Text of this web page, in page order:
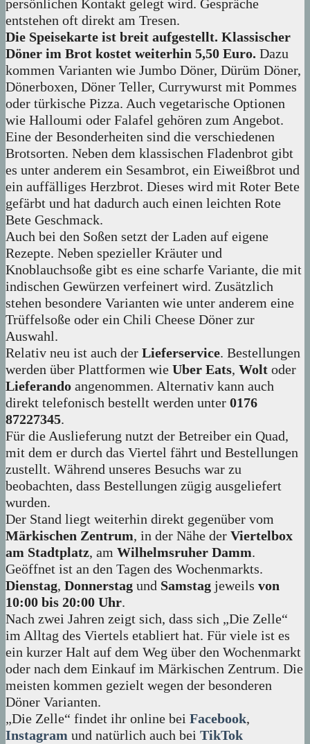
persönlichen Kontakt gelegt wird. Gespräche
entstehen oft direkt am Tresen.
Die Speisekarte ist breit aufgestellt. Klassischer
Döner im Brot kostet weiterhin 5,50 Euro. Dazu
kommen Varianten wie Jumbo Döner, Dürüm Döner,
Dönerboxen, Döner Teller, Currywurst mit Pommes
oder türkische Pizza. Auch vegetarische Optionen
wie Halloumi oder Falafel gehören zum Angebot.
Eine der Besonderheiten sind die verschiedenen
Brotsorten. Neben dem klassischen Fladenbrot gibt
es unter anderem ein Sesambrot, ein Eiweißbrot und
ein auffälliges Herzbrot. Dieses wird mit Roter Bete
gefärbt und hat dadurch auch einen leichten Rote
Bete Geschmack.
Auch bei den Soßen setzt der Laden auf eigene
Rezepte. Neben spezieller Kräuter und
Knoblauchsoße gibt es eine scharfe Variante, die mit
indischen Gewürzen verfeinert wird. Zusätzlich
stehen besondere Varianten wie unter anderem eine
Trüffelsoße oder ein Chili Cheese Döner zur
Auswahl.
Relativ neu ist auch der Lieferservice. Bestellungen
werden über Plattformen wie Uber Eats, Wolt oder
Lieferando angenommen. Alternativ kann auch
direkt telefonisch bestellt werden unter 0176
87227345.
Für die Auslieferung nutzt der Betreiber ein Quad,
mit dem er durch das Viertel fährt und Bestellungen
zustellt. Während unseres Besuchs war zu
beobachten, dass Bestellungen zügig ausgeliefert
wurden.
Der Stand liegt weiterhin direkt gegenüber vom
Märkischen Zentrum, in der Nähe der Viertelbox
am Stadtplatz, am Wilhelmsruher Damm.
Geöffnet ist an den Tagen des Wochenmarkts.
Dienstag, Donnerstag und Samstag jeweils von
10:00 bis 20:00 Uhr.
Nach zwei Jahren zeigt sich, dass sich „Die Zelle“
im Alltag des Viertels etabliert hat. Für viele ist es
ein kurzer Halt auf dem Weg über den Wochenmarkt
oder nach dem Einkauf im Märkischen Zentrum. Die
meisten kommen gezielt wegen der besonderen
Döner Varianten.
„Die Zelle“ findet ihr online bei Facebook,
Instagram und natürlich auch bei TikTok